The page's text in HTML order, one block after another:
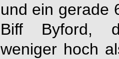
und ein gerade
Biff Byford,
weniger hoch